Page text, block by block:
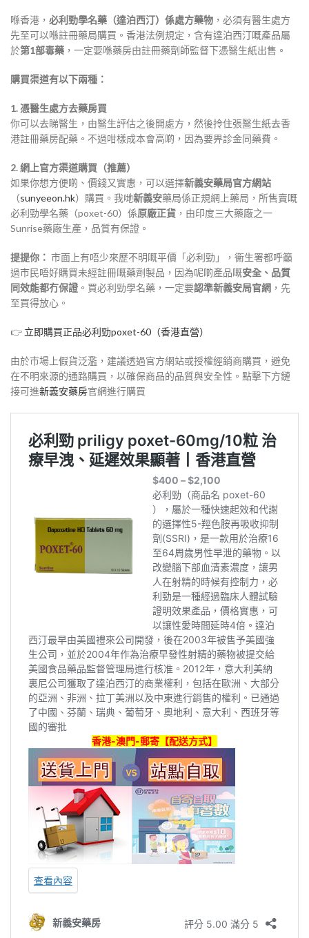
喺香港， 必利勁學名藥（達泊西汀）係處方藥物 ，必須有醫生處方
先至可以喺註冊藥局購買 。香港法例規定，含有達泊西汀嘅產品屬
於第1部毒藥 ，一定要喺藥房由註冊藥劑師監督下憑醫生紙出售 。
購買渠道有以下兩種：
1. 憑醫生處方去藥房買
你可以去睇醫生，由醫生評估之後開處方，然後拎住張醫生紙去香
港註冊藥房配藥。不過咁樣成本會高啲，因為要畀診金同藥費。
2. 網上官方渠道購買（推薦）
如果你想方便啲、價錢又實惠，可以選擇新義安藥局官方網站
（sunyeeon.hk）購買。我哋新義安藥局係正規網上藥局，所售賣嘅
必利勁學名藥（poxet-60）係原廠正貨 ，由印度三大藥廠之一
Sunrise藥廠生產，品質有保證。
提提你： 市面上有唔少來歷不明嘅平價「必利勁」，衞生署都呼籲
過市民唔好購買未經註冊嘅藥劑製品，因為呢啲產品嘅安全、品質
同效能都冇保證 。買必利勁學名藥，一定要認準新義安局官網 ，先
至買得放心。
👉 立即購買正品必利勁poxet-60（香港直營）
由於市場上假貨泛濫，建議透過官方網站或授權經銷商購買，避免
在不明來源的通路購買，以確保商品的品質與安全性。點擊下方鏈
接可進新義安藥房官網進行購買